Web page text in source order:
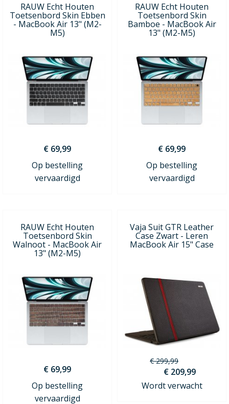
RAUW Echt Houten
Toetsenbord Skin Ebben
- MacBook Air 13" (M2-
M5)
€ 69,99
Op bestelling
vervaardigd
RAUW Echt Houten
Toetsenbord Skin
Bamboe - MacBook Air
13" (M2-M5)
€ 69,99
Op bestelling
vervaardigd
RAUW Echt Houten
Toetsenbord Skin
Walnoot - MacBook Air
13" (M2-M5)
€ 69,99
Op bestelling
vervaardigd
Vaja Suit GTR Leather
Case Zwart - Leren
MacBook Air 15" Case
€ 299,99
€ 209,99
Wordt verwacht